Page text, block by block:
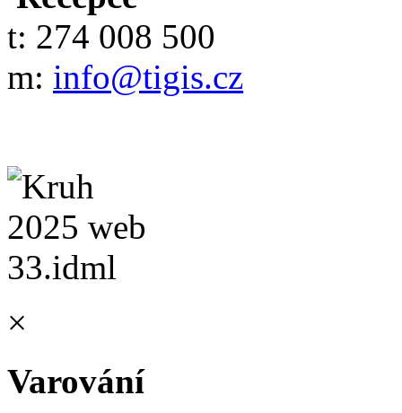
t: 274 008 500
m: info@tigis.cz
×
Varování